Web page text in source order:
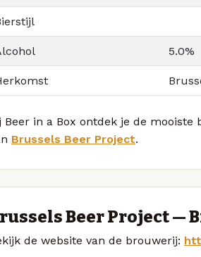
5.0%
Beer in a Box ontdek je de
Brussels Beer Project.
Beer Project —
de website van de brouwerij: